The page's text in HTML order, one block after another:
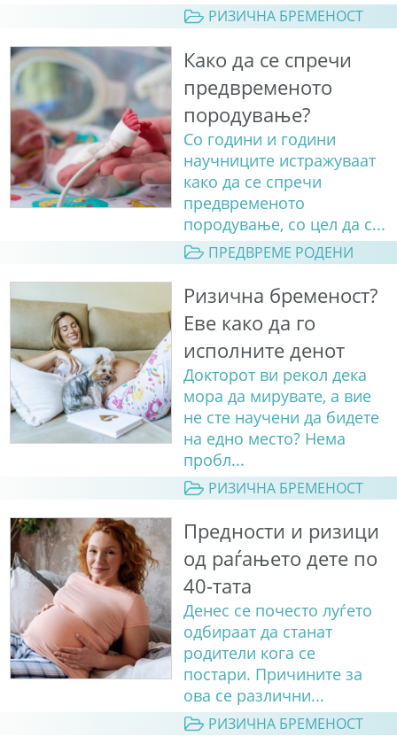
РИЗИЧНА БРЕМЕНОСТ
Како да се спречи
предвременото
породување?
Со години и години
научниците истражуваат
како да се спречи
предвременото
породување, со цел да с...
ПРЕДВРЕМЕ РОДЕНИ
Ризична бременост?
Еве како да го
исполните денот
Докторот ви рекол дека
мора да мирувате, а вие
не сте научени да бидете
на едно место? Нема
пробл...
РИЗИЧНА БРЕМЕНОСТ
Предности и ризици
од раѓањето дете по
40-тата
Денес сe почесто луѓето
одбираат да станат
родители кога се
постари. Причините за
ова се различни...
РИЗИЧНА БРЕМЕНОСТ